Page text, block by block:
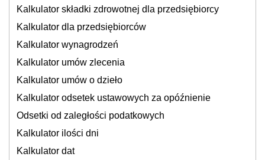
Kalkulator składki zdrowotnej dla przedsiębiorcy
Kalkulator dla przedsiębiorców
Kalkulator wynagrodzeń
Kalkulator umów zlecenia
Kalkulator umów o dzieło
Kalkulator odsetek ustawowych za opóźnienie
Odsetki od zaległości podatkowych
Kalkulator ilości dni
Kalkulator dat